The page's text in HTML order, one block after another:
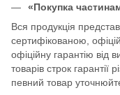
«Покупка
Вся продукція
сертифікованою,
офіційну гарантію від
товарів строк гарантії
певний товар